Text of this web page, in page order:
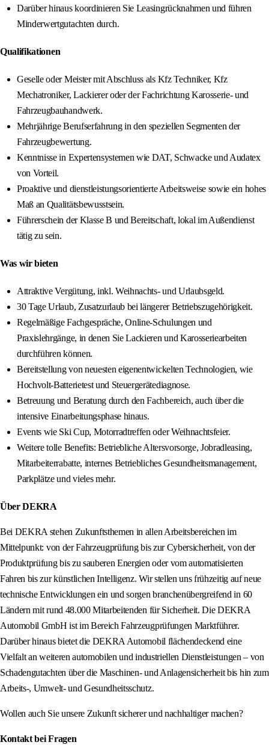
Darüber hinaus koordinieren Sie Leasingrücknahmen und führen
Minderwertgutachten durch.
Qualifikationen
Geselle oder Meister mit Abschluss als Kfz Techniker, Kfz
Mechatroniker, Lackierer oder der Fachrichtung Karosserie- und
Fahrzeugbauhandwerk.
Mehrjährige Berufserfahrung in den speziellen Segmenten der
Fahrzeugbewertung.
Kenntnisse in Expertensystemen wie DAT, Schwacke und Audatex
von Vorteil.
Proaktive und dienstleistungsorientierte Arbeitsweise sowie ein hohes
Maß an Qualitätsbewusstsein.
Führerschein der Klasse B und Bereitschaft, lokal im Außendienst
tätig zu sein.
Was wir bieten
Attraktive Vergütung, inkl. Weihnachts- und Urlaubsgeld.
30 Tage Urlaub, Zusatzurlaub bei längerer Betriebszugehörigkeit.
Regelmäßige Fachgespräche, Online-Schulungen und
Praxislehrgänge, in denen Sie Lackieren und Karosseriearbeiten
durchführen können.
Bereitstellung von neuesten eigenentwickelten Technologien, wie
Hochvolt-Batterietest und Steuergerätediagnose.
Betreuung und Beratung durch den Fachbereich, auch über die
intensive Einarbeitungsphase hinaus.
Events wie Ski Cup, Motorradtreffen oder Weihnachtsfeier.
Weitere tolle Benefits: Betriebliche Altersvorsorge, Jobradleasing,
Mitarbeiterrabatte, internes Betriebliches Gesundheitsmanagement,
Parkplätze und vieles mehr.
Über DEKRA
Bei DEKRA stehen Zukunftsthemen in allen Arbeitsbereichen im
Mittelpunkt: von der Fahrzeugprüfung bis zur Cybersicherheit, von der
Produktprüfung bis zu sauberen Energien oder vom automatisierten
Fahren bis zur künstlichen Intelligenz. Wir stellen uns frühzeitig auf neue
technische Entwicklungen ein und sorgen branchenübergreifend in 60
Ländern mit rund 48.000 Mitarbeitenden für Sicherheit. Die DEKRA
Automobil GmbH ist im Bereich Fahrzeugprüfungen Marktführer.
Darüber hinaus bietet die DEKRA Automobil flächendeckend eine
Vielfalt an weiteren automobilen und industriellen Dienstleistungen – von
Schadengutachten über die Maschinen- und Anlagensicherheit bis hin zum
Arbeits-, Umwelt- und Gesundheitsschutz.
Wollen auch Sie unsere Zukunft sicherer und nachhaltiger machen?
Kontakt bei Fragen